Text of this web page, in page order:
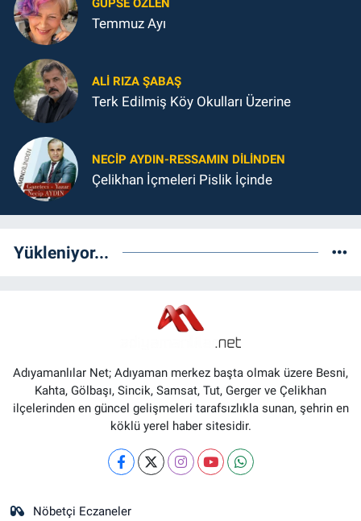
GUPSE ÖZLEN
Temmuz Ayı
ALI RIZA ŞABAŞ
Terk Edilmiş Köy Okulları Üzerine
NECIP AYDIN-RESSAMIN DILINDEN
Çelikhan İçmeleri Pislik İçinde
Yükleniyor...
Adıyamanlılar Net; Adıyaman merkez başta olmak üzere Besni,
Kahta, Gölbaşı, Sincik, Samsat, Tut, Gerger ve Çelikhan
ilçelerinden en güncel gelişmeleri tarafsızlıkla sunan, şehrin en
köklü yerel haber sitesidir.
Nöbetçi Eczaneler